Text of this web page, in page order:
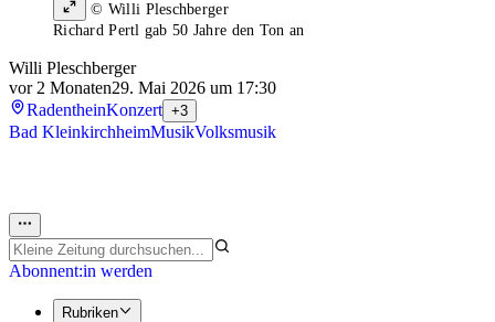
© Willi Pleschberger
Richard Pertl gab 50 Jahre den Ton an
Willi Pleschberger
vor 2 Monaten29. Mai 2026 um 17:30
RadentheinKonzert +3
Bad KleinkirchheimMusikVolksmusik
Abonnent:in werden
Rubriken